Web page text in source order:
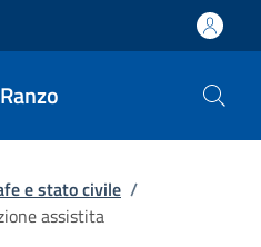
e stato civile /
assistita